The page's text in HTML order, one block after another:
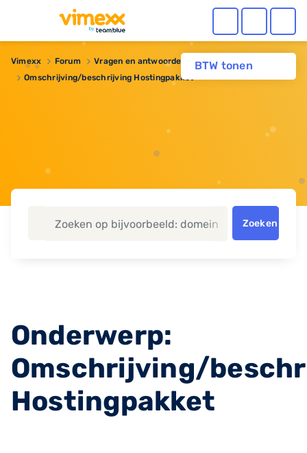
BTW tonen
Vimexx Forum Vragen en antwoorden
Domeinnaam
Omschrijving/beschrijving Hostingpakket
Zoeken
Onderwerp:
Omschrijving/
Hostingpakket